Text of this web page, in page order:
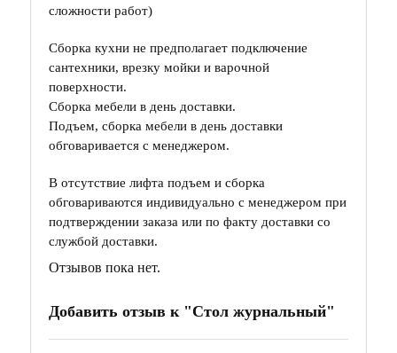
сложности работ)
Сборка кухни не предполагает подключение
сантехники, врезку мойки и варочной
поверхности.
Сборка мебели в день доставки.
Подъем, сборка мебели в день доставки
обговаривается с менеджером.
В отсутствие лифта подъем и сборка
обговариваются индивидуально с менеджером при
подтверждении заказа или по факту доставки со
службой доставки.
Отзывов пока нет.
Добавить отзыв к "Стол журнальный"